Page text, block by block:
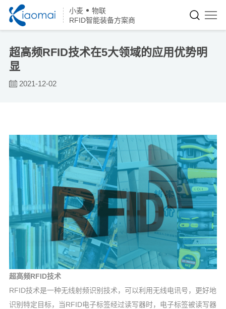
小麦
物联
RFID智能装备方案商
超高频RFID技术在5大领域的应用优势明
显
2021-12-02
超高频RFID技术
RFID技术是一种无线射频识别技术，可以利用无线电讯号，更好地
识别特定目标，当RFID电子标签经过读写器时，电子标签被读写器